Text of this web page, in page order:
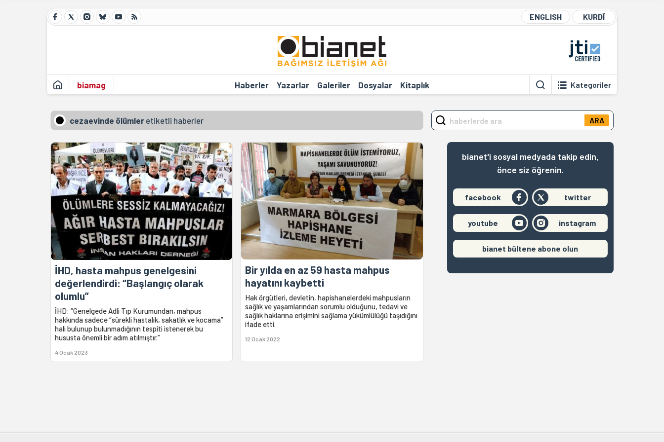
ENGLISH KURDÎ
biamag Haberler Yazarlar Galeriler Dosyalar Kitaplık Kategoriler
cezaevinde ölümler etiketli haberler
İHD, hasta mahpus genelgesini
değerlendirdi: “Başlangıç olarak
olumlu”
İHD: “Genelgede Adli Tıp Kurumundan, mahpus
hakkında sadece “sürekli hastalık, sakatlık ve kocama”
hali bulunup bulunmadığının tespiti istenerek bu
hususta önemli bir adım atılmıştır.”
4 Ocak 2023
Bir yılda en az 59 hasta mahpus
hayatını kaybetti
Hak örgütleri, devletin, hapishanelerdeki mahpusların
sağlık ve yaşamlarından sorumlu olduğunu, tedavi ve
sağlık haklarına erişimini sağlama yükümlülüğü taşıdığını
ifade etti.
12 Ocak 2022
ARA
bianet'i sosyal medyada takip edin,
önce siz öğrenin.
facebook twitter
youtube instagram
bianet bültene abone olun